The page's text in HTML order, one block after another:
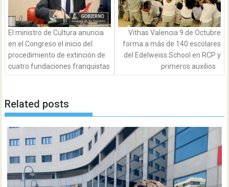
El ministro de Cultura anuncia
en el Congreso el inicio del
procedimiento de extinción de
cuatro fundaciones franquistas
Vithas Valencia 9 de Octubre
forma a más de 140 escolares
del Edelweiss School en RCP y
primeros auxilios
Related posts